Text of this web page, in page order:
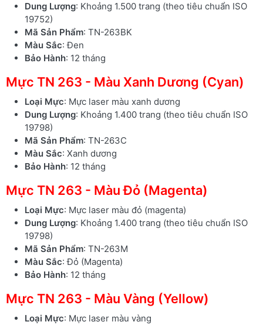
Dung Lượng: Khoảng 1.500 trang (theo tiêu chuẩn ISO
19752)
Mã Sản Phẩm: TN-263BK
Màu Sắc: Đen
Bảo Hành: 12 tháng
Mực TN 263 - Màu Xanh Dương (Cyan)
Loại Mực: Mực laser màu xanh dương
Dung Lượng: Khoảng 1.400 trang (theo tiêu chuẩn ISO
19798)
Mã Sản Phẩm: TN-263C
Màu Sắc: Xanh dương
Bảo Hành: 12 tháng
Mực TN 263 - Màu Đỏ (Magenta)
Loại Mực: Mực laser màu đỏ (magenta)
Dung Lượng: Khoảng 1.400 trang (theo tiêu chuẩn ISO
19798)
Mã Sản Phẩm: TN-263M
Màu Sắc: Đỏ (Magenta)
Bảo Hành: 12 tháng
Mực TN 263 - Màu Vàng (Yellow)
Loại Mực: Mực laser màu vàng